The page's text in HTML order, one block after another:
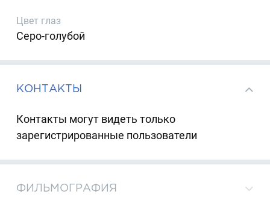
Цвет глаз
Серо-голубой
КОНТАКТЫ
Контакты могут видеть только
зарегистрированные пользователи
ФИЛЬМОГРАФИЯ